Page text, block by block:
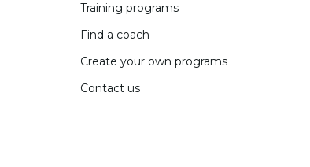
Training programs
Find a coach
Create your own programs
Contact us